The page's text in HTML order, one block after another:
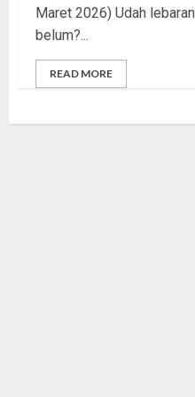
Maret 2026) Udah lebaran
belum?...
READ MORE